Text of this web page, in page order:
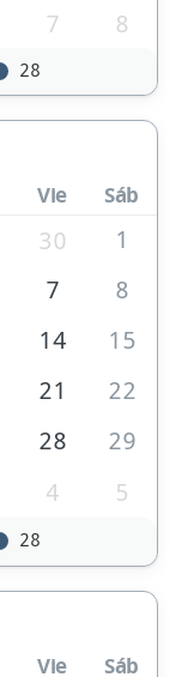
7 8
28
Vie Sáb
30
1
7
8
14
15
21
22
28
29
4 5
28
Vie Sáb